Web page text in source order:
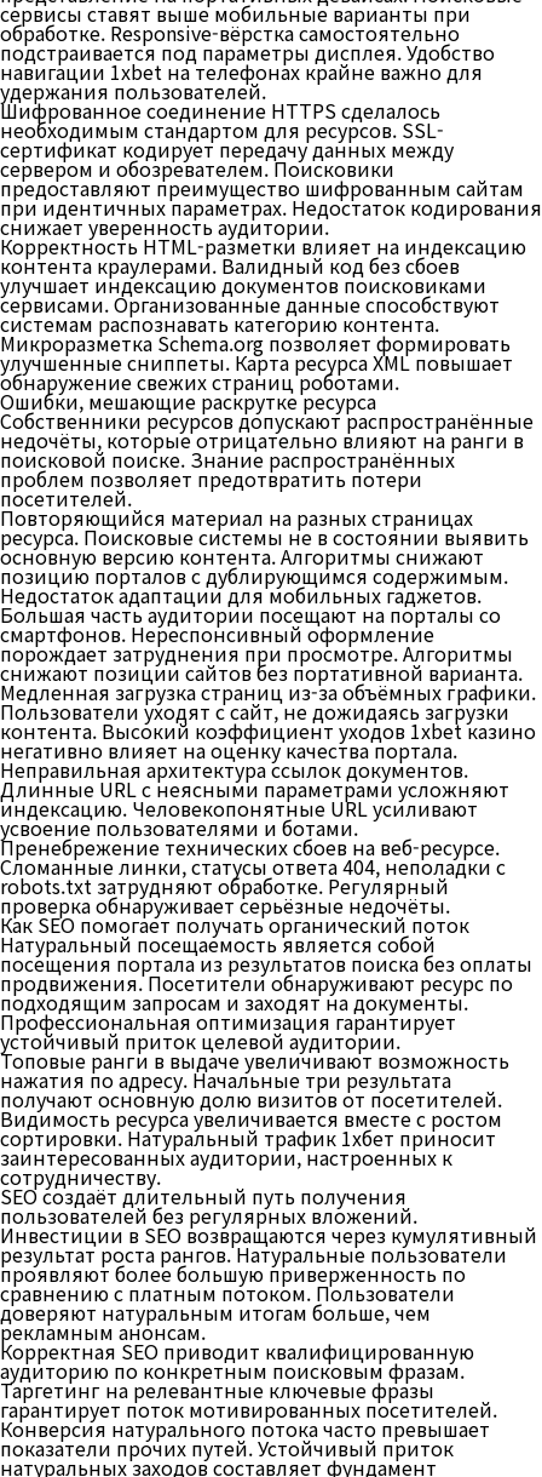
сервисы ставят выше мобильные варианты при
обработке. Responsive-вёрстка самостоятельно
подстраивается под параметры дисплея. Удобство
навигации 1xbet на телефонах крайне важно для
удержания пользователей.
Шифрованное соединение HTTPS сделалось
необходимым стандартом для ресурсов. SSL-
сертификат кодирует передачу данных между
сервером и обозревателем. Поисковики
предоставляют преимущество шифрованным сайтам
при идентичных параметрах. Недостаток кодирования
снижает уверенность аудитории.
Корректность HTML-разметки влияет на индексацию
контента краулерами. Валидный код без сбоев
улучшает индексацию документов поисковиками
сервисами. Организованные данные способствуют
системам распознавать категорию контента.
Микроразметка Schema.org позволяет формировать
улучшенные сниппеты. Карта ресурса XML повышает
обнаружение свежих страниц роботами.
Ошибки, мешающие раскрутке ресурса
Собственники ресурсов допускают распространённые
недочёты, которые отрицательно влияют на ранги в
поисковой поиске. Знание распространённых
проблем позволяет предотвратить потери
посетителей.
Повторяющийся материал на разных страницах
ресурса. Поисковые системы не в состоянии выявить
основную версию контента. Алгоритмы снижают
позицию порталов с дублирующимся содержимым.
Недостаток адаптации для мобильных гаджетов.
Большая часть аудитории посещают на порталы со
смартфонов. Нереспонсивный оформление
порождает затруднения при просмотре. Алгоритмы
снижают позиции сайтов без портативной варианта.
Медленная загрузка страниц из-за объёмных графики.
Пользователи уходят с сайт, не дожидаясь загрузки
контента. Высокий коэффициент уходов 1xbet казино
негативно влияет на оценку качества портала.
Неправильная архитектура ссылок документов.
Длинные URL с неясными параметрами усложняют
индексацию. Человекопонятные URL усиливают
усвоение пользователями и ботами.
Пренебрежение технических сбоев на веб-ресурсе.
Сломанные линки, статусы ответа 404, неполадки с
robots.txt затрудняют обработке. Регулярный
проверка обнаруживает серьёзные недочёты.
Как SEO помогает получать органический поток
Натуральный посещаемость является собой
посещения портала из результатов поиска без оплаты
продвижения. Посетители обнаруживают ресурс по
подходящим запросам и заходят на документы.
Профессиональная оптимизация гарантирует
устойчивый приток целевой аудитории.
Топовые ранги в выдаче увеличивают возможность
нажатия по адресу. Начальные три результата
получают основную долю визитов от посетителей.
Видимость ресурса увеличивается вместе с ростом
сортировки. Натуральный трафик 1хбет приносит
заинтересованных аудитории, настроенных к
сотрудничеству.
SEO создаёт длительный путь получения
пользователей без регулярных вложений.
Инвестиции в SEO возвращаются через кумулятивный
результат роста рангов. Натуральные пользователи
проявляют более большую приверженность по
сравнению с платным потоком. Пользователи
доверяют натуральным итогам больше, чем
рекламным анонсам.
Корректная SEO приводит квалифицированную
аудиторию по конкретным поисковым фразам.
Таргетинг на релевантные ключевые фразы
гарантирует поток мотивированных посетителей.
Конверсия натурального потока часто превышает
показатели прочих путей. Устойчивый приток
натуральных заходов составляет фундамент